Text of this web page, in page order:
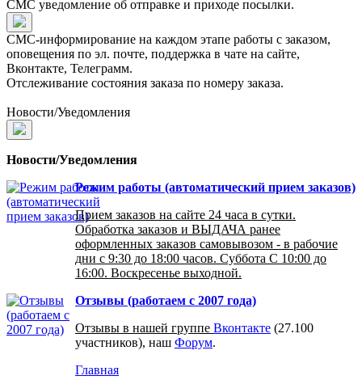
СМС уведомление об отправке и приходе посылки.
СМС-информирование на каждом этапе работы с заказом,
оповещения по эл. почте, поддержка в чате на сайте,
Вконтакте, Телеграмм.
Отслеживание состояния заказа по номеру заказа.
Новости/Уведомления
Новости/Уведомления
Режим работы (автоматический прием заказов)
Прием заказов на сайте 24 часа в сутки.
Обработка заказов и ВЫДАЧА ранее
оформленных заказов самовывозом - в рабочие
дни с 9:30 до 18:00 часов. Суббота С 10:00 до
16:00. Воскресенье выходной.
Отзывы (работаем с 2007 года)
Отзывы в нашей группе Вконтакте (27.100
участников), наш Форум.
Главная